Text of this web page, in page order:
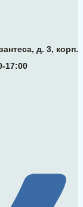
д. 3, корп.
17:00